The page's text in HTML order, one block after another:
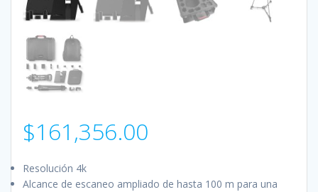
$161,356.00
Resolución 4k
Alcance de escaneo ampliado de hasta 100 m para una